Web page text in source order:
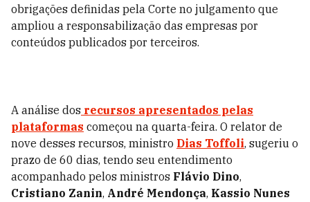
obrigações definidas pela Corte no julgamento que
ampliou a responsabilização das empresas por
conteúdos publicados por terceiros.
A análise dos recursos apresentados pelas
plataformas começou na quarta-feira. O relator de
nove desses recursos, ministro Dias Toffoli, sugeriu o
prazo de 60 dias, tendo seu entendimento
acompanhado pelos ministros Flávio Dino,
Cristiano Zanin, André Mendonça, Kassio Nunes